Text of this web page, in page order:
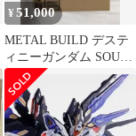
¥51,000
METAL BUILD デステ
ィニーガンダム SOUL
RED Ver.